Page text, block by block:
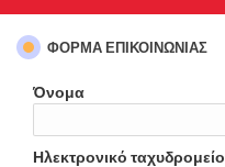
ΦΌΡΜΑ ΕΠΙΚΟΙΝΩΝΊΑΣ
Όνομα
Ηλεκτρονικό ταχυδρομείο